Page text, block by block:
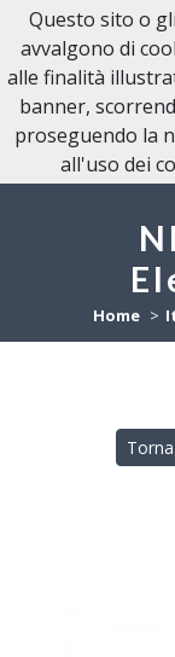
NECROLOGI
Home
Questo sito o
avvalgono di
alle finalità
banner,
proseguendo la
all'uso dei